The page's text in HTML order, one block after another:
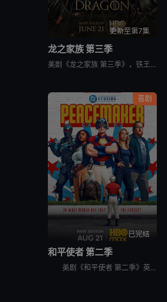
更新至第7集
龙之家族 第三季
美剧《龙之家族 第三季》，铁王座面前，绝无怜悯。
喜剧
已完结
和平使者 第二季
美剧《和平使者 第二季》英文名为：Peacemaker Season 2。和平使者的正义联盟面试似乎不太顺利，同时他和朋友们面对着天眼局的威胁，必须比以往更加团结。